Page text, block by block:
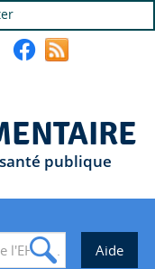
publique